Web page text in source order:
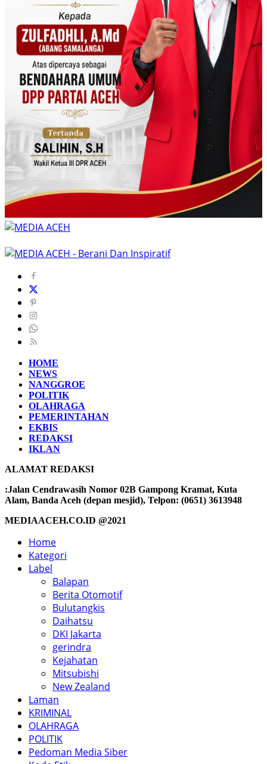
HOME
NEWS
NANGGROE
POLITIK
OLAHRAGA
PEMERINTAHAN
EKBIS
REDAKSI
IKLAN
ALAMAT REDAKSI
:Jalan Cendrawasih Nomor 02B Gampong Kramat, Kuta
Alam, Banda Aceh (depan mesjid), Telpon: (0651) 3613948
MEDIAACEH.CO.ID @2021
Home
Kategori
Label
Balapan
Berita Otomotif
Bulutangkis
Daihatsu
DKI Jakarta
gerindra
Kejahatan
Mitsubishi
New Zealand
Laman
KRIMINAL
OLAHRAGA
POLITIK
Pedoman Media Siber